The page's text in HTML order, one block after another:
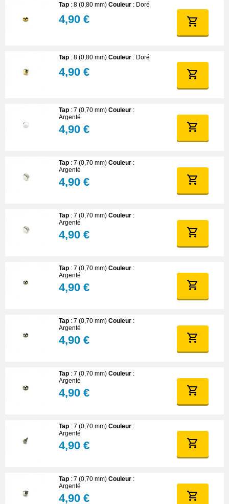
Tap : 8 (0,80 mm) Couleur : Doré
4,90 €
Tap : 8 (0,80 mm) Couleur : Doré
4,90 €
Tap : 7 (0,70 mm) Couleur :
Argenté
4,90 €
Tap : 7 (0,70 mm) Couleur :
Argenté
4,90 €
Tap : 7 (0,70 mm) Couleur :
Argenté
4,90 €
Tap : 7 (0,70 mm) Couleur :
Argenté
4,90 €
Tap : 7 (0,70 mm) Couleur :
Argenté
4,90 €
Tap : 7 (0,70 mm) Couleur :
Argenté
4,90 €
Tap : 7 (0,70 mm) Couleur :
Argenté
4,90 €
Tap : 7 (0,70 mm) Couleur :
Argenté
4,90 €